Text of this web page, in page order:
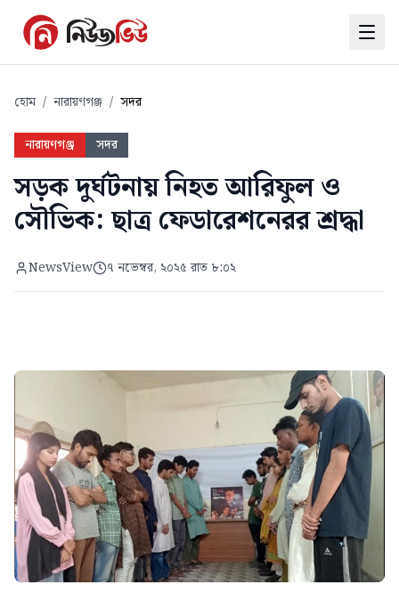
হোম / নারায়ণগঞ্জ / সদর
নারায়ণগঞ্জ সদর
সড়ক দুর্ঘটনায় নিহত আরিফুল ও
সৌভিক: ছাত্র ফেডারেশনেরর শ্রদ্ধা
NewsView ৭ নভেম্বর, ২০২৫ রাত ৮:০২